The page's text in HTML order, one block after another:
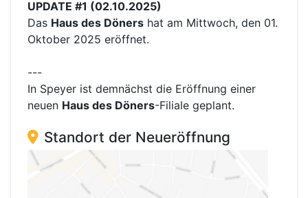
UPDATE #1 (02.10.2025)
Das Haus des Döners hat am Mittwoch, den 01.
Oktober 2025 eröffnet.
---
In Speyer ist demnächst die Eröffnung einer
neuen Haus des Döners-Filiale geplant.
Standort der Neueröffnung